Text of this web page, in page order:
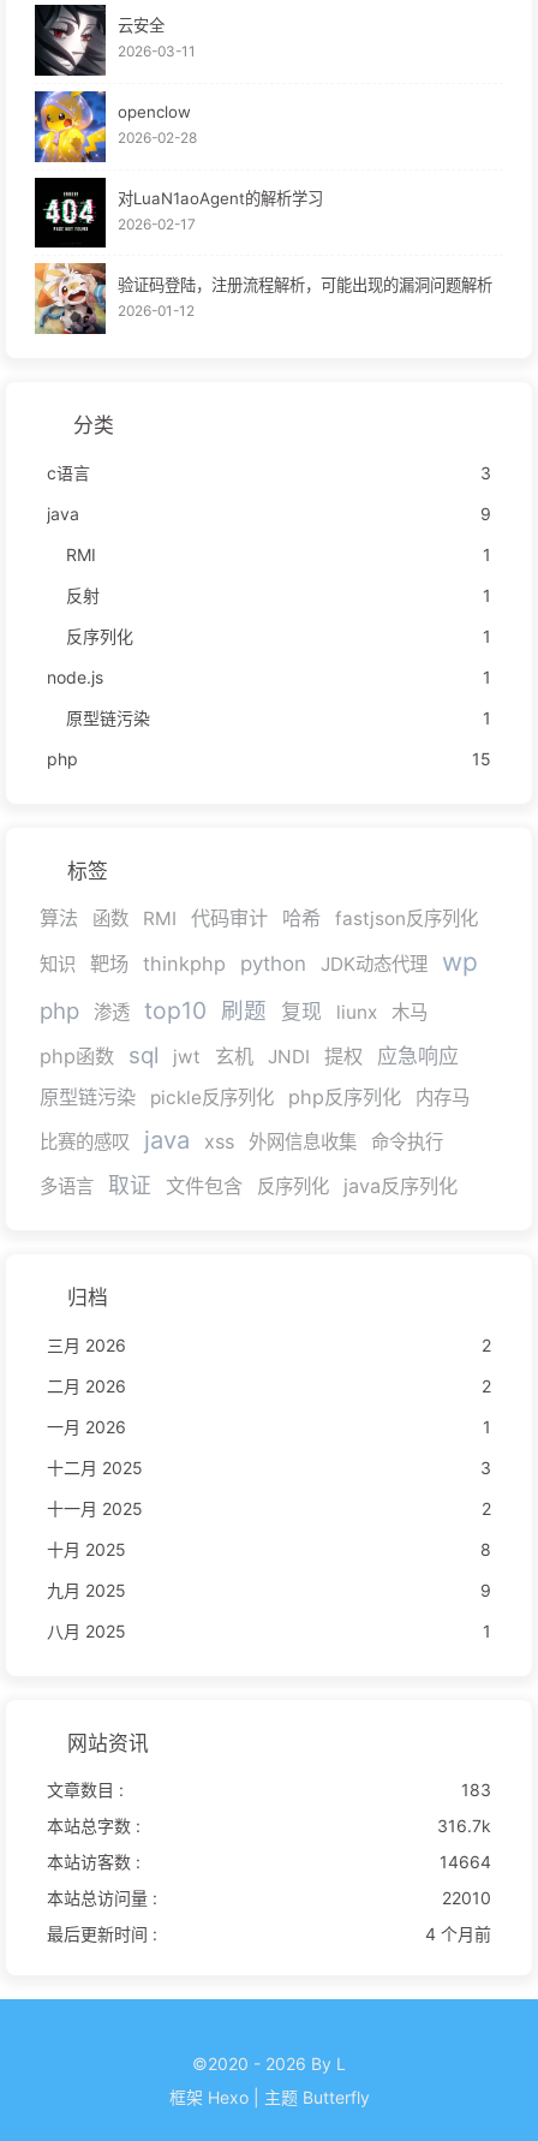
云安全
2026-03-11
openclow
2026-02-28
对LuaN1aoAgent的解析学习
2026-02-17
验证码登陆，注册流程解析，可能出现的漏洞问题解析
2026-01-12
分类
c语言
3
java
9
RMI
1
反射
1
反序列化
1
node.js
1
原型链污染
1
php
15
标签
算法
函数 RMI 代码审计 哈希
fastjson反序列化
知识
靶场 thinkphp python JDK动态代理 wp
php 渗透 top10 刷题 复现 liunx 木马
php函数 sql jwt 玄机 JNDI 提权
应急响应
原型链污染
pickle反序列化 php反序列化
内存马
比赛的感叹
java xss 外网信息收集
命令执行
多语言
取证 文件包含 反序列化 java反序列化
归档
三月 2026
2
二月 2026
2
一月 2026
1
十二月 2025
3
十一月 2025
2
十月 2025
8
九月 2025
9
八月 2025
1
网站资讯
文章数目 :
183
本站总字数 :
316.7k
本站访客数 :
14664
本站总访问量 :
22010
最后更新时间 :
4 个月前
©2020 - 2026 By L
框架 Hexo 主题 Butterfly